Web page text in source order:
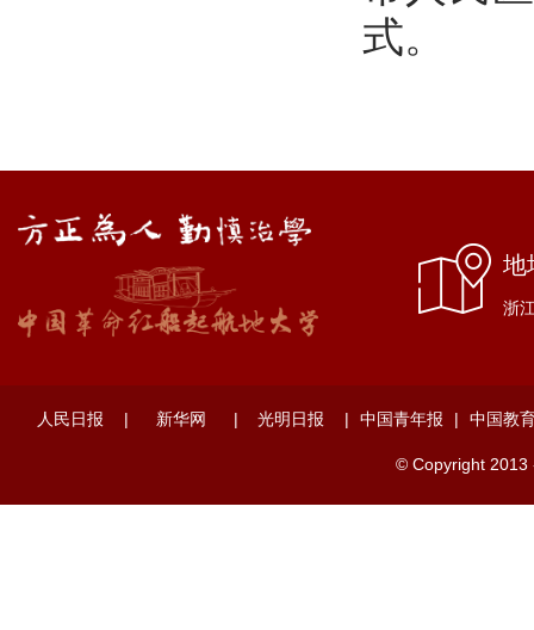
式。
地
浙
人民日报 | 新华网 | 光明日报 | 中国青年报 | 中国教
© Copyright 2013